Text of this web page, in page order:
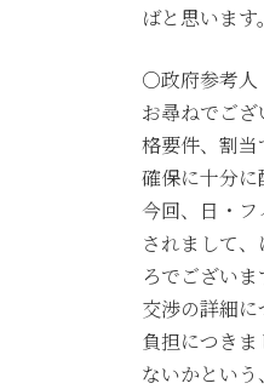
ばと思います。
○政府参考人
お尋ねでご
格要件、割
確保に十分に
今回、日・
されまして
ろでございま
交渉の詳細
負担につき
ないかという